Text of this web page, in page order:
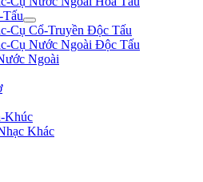
Cụ Cổ-Truyền Độc Tấu
Cụ Nước Ngoài Độc Tấu
Ngoài
Khúc
Khác